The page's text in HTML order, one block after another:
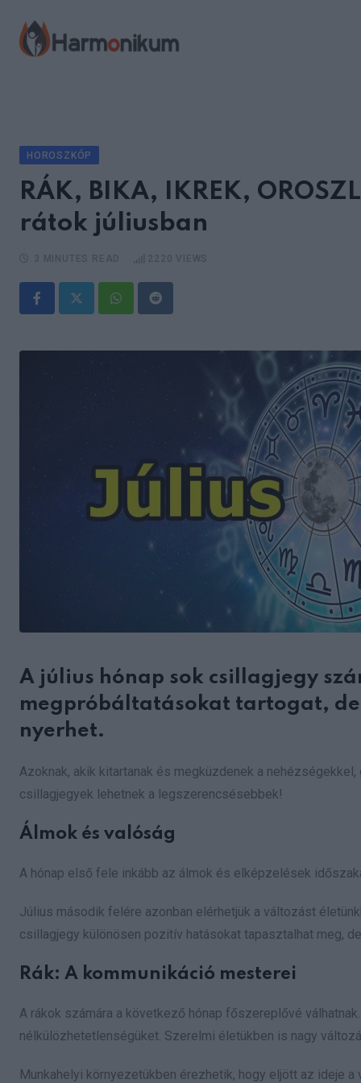
content
HOROSZKÓP
RÁK, BIKA, IKREK,
rátok júliusban
WhatsappReddit
A július hónap sok csillagjegy
megpróbáltatásokat tartogat,
nyerhet.
Azoknak, akik kitartanak és megküzdenek a
csillagjegyek lehetnek a legszerencsésebbek!
Álmok és valóság
A hónap első fele inkább az álmok és elképzelések
Július második felére azonban elérhetjük a változást
csillagjegy különösen pozitív hatásokat tapasztalhat meg,
Rák: A kommunikáció mesterei
A rákok számára a következő hónap főszereplővé
nélkülözhetetlenségüket. Szerelmi életükben is nagy
Munkahelyi környezetükben érezhetik, hogy eljött az ideje